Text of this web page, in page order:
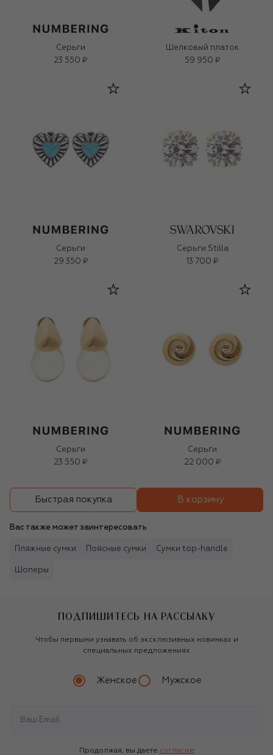
Серьги
23 550 ₽
Шелковый платок
59 950 ₽
Серьги
29 350 ₽
Серьги Stilla
13 700 ₽
Серьги
23 550 ₽
Серьги
22 000 ₽
Быстрая покупка В корзину
Вас также может заинтересовать
Пляжные сумки Поясные сумки Сумки top-handle
Шоперы
ПОДПИШИТЕСЬ НА РАССЫЛКУ
Чтобы первыми узнавать об эксклюзивных новинках и
специальных предложениях
Женское Мужское
Продолжая, вы даете согласие